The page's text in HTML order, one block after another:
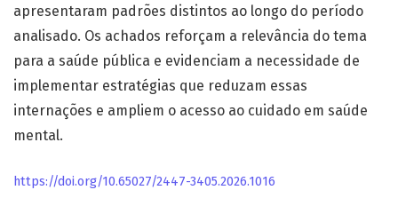
apresentaram padrões distintos ao longo do período
analisado. Os achados reforçam a relevância do tema
para a saúde pública e evidenciam a necessidade de
implementar estratégias que reduzam essas
internações e ampliem o acesso ao cuidado em saúde
mental.
https://doi.org/10.65027/2447-3405.2026.1016